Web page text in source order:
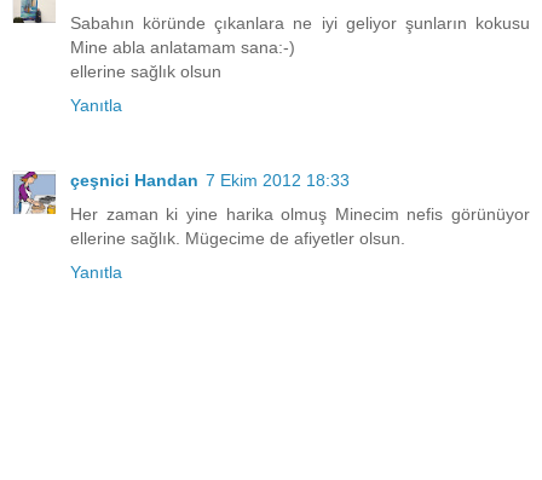
Sabahın köründe çıkanlara ne iyi geliyor şunların kokusu
Mine abla anlatamam sana:-)
ellerine sağlık olsun
Yanıtla
çeşnici Handan 7 Ekim 2012 18:33
Her zaman ki yine harika olmuş Minecim nefis görünüyor
ellerine sağlık. Mügecime de afiyetler olsun.
Yanıtla